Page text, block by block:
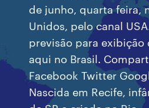
de junho, quarta feira,
Unidos, pelo canal
previsão para exibição
aqui no Brasil.
Facebook Twitter
Nascida em Recife,